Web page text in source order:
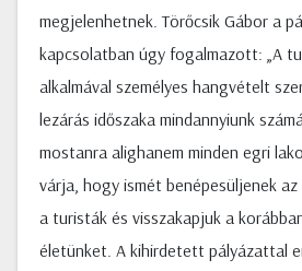
megjelenhetnek. Törőcsik Gábor a
kapcsolatban úgy fogalmazott: „A
alkalmával személyes hangvételt
lezárás időszaka mindannyiunk
mostanra alighanem minden egri
várja, hogy ismét benépesüljenek
a turisták és visszakapjuk a
életünket. A kihirdetett pályázattal